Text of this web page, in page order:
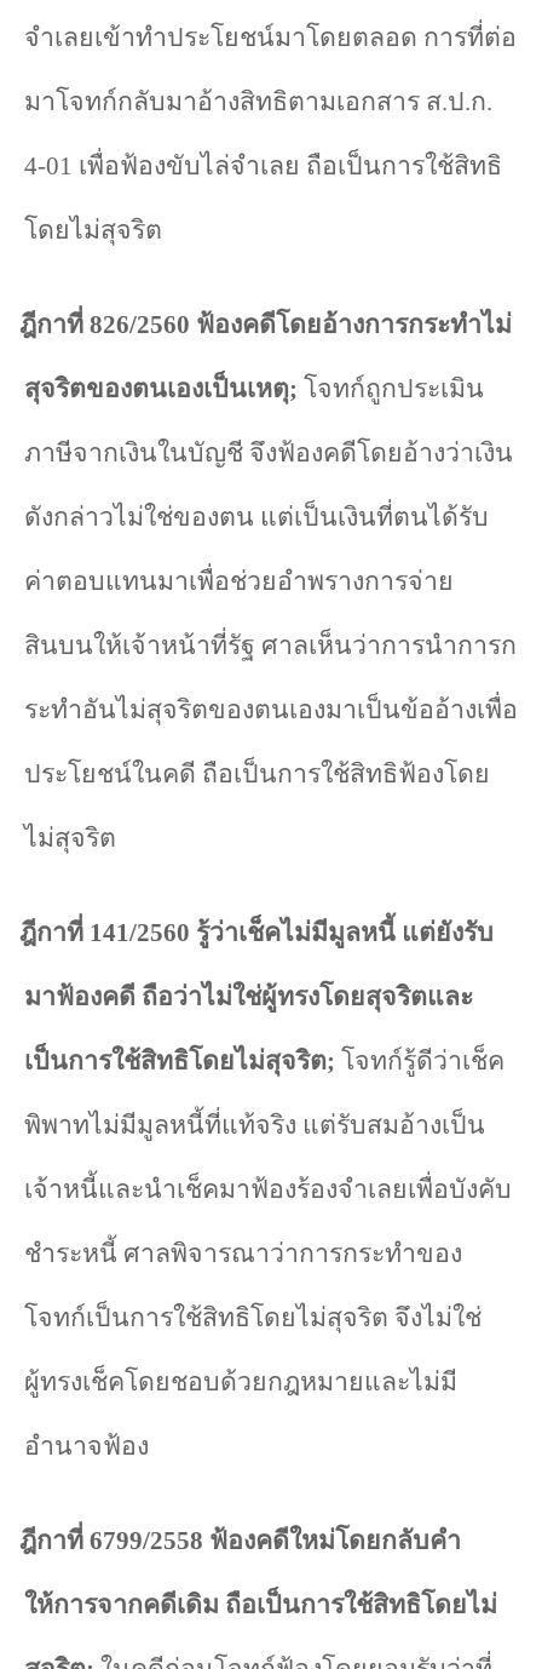
จำเลยเข้าทำประโยชน์มาโดยตลอด การที่ต่อ
มาโจทก์กลับมาอ้างสิทธิตามเอกสาร ส.ป.ก.
4-01 เพื่อฟ้องขับไล่จำเลย ถือเป็นการใช้สิทธิ
โดยไม่สุจริต
ฎีกาที่ 826/2560 ฟ้องคดีโดยอ้างการกระทำไม่
สุจริตของตนเองเป็นเหตุ; โจทก์ถูกประเมิน
ภาษีจากเงินในบัญชี จึงฟ้องคดีโดยอ้างว่าเงิน
ดังกล่าวไม่ใช่ของตน แต่เป็นเงินที่ตนได้รับ
ค่าตอบแทนมาเพื่อช่วยอำพรางการจ่าย
สินบนให้เจ้าหน้าที่รัฐ ศาลเห็นว่าการนำการก
ระทำอันไม่สุจริตของตนเองมาเป็นข้ออ้างเพื่อ
ประโยชน์ในคดี ถือเป็นการใช้สิทธิฟ้องโดย
ไม่สุจริต
ฎีกาที่ 141/2560 รู้ว่าเช็คไม่มีมูลหนี้ แต่ยังรับ
มาฟ้องคดี ถือว่าไม่ใช่ผู้ทรงโดยสุจริตและ
เป็นการใช้สิทธิโดยไม่สุจริต; โจทก์รู้ดีว่าเช็ค
พิพาทไม่มีมูลหนี้ที่แท้จริง แต่รับสมอ้างเป็น
เจ้าหนี้และนำเช็คมาฟ้องร้องจำเลยเพื่อบังคับ
ชำระหนี้ ศาลพิจารณาว่าการกระทำของ
โจทก์เป็นการใช้สิทธิโดยไม่สุจริต จึงไม่ใช่
ผู้ทรงเช็คโดยชอบด้วยกฎหมายและไม่มี
อำนาจฟ้อง
ฎีกาที่ 6799/2558 ฟ้องคดีใหม่โดยกลับคำ
ให้การจากคดีเดิม ถือเป็นการใช้สิทธิโดยไม่